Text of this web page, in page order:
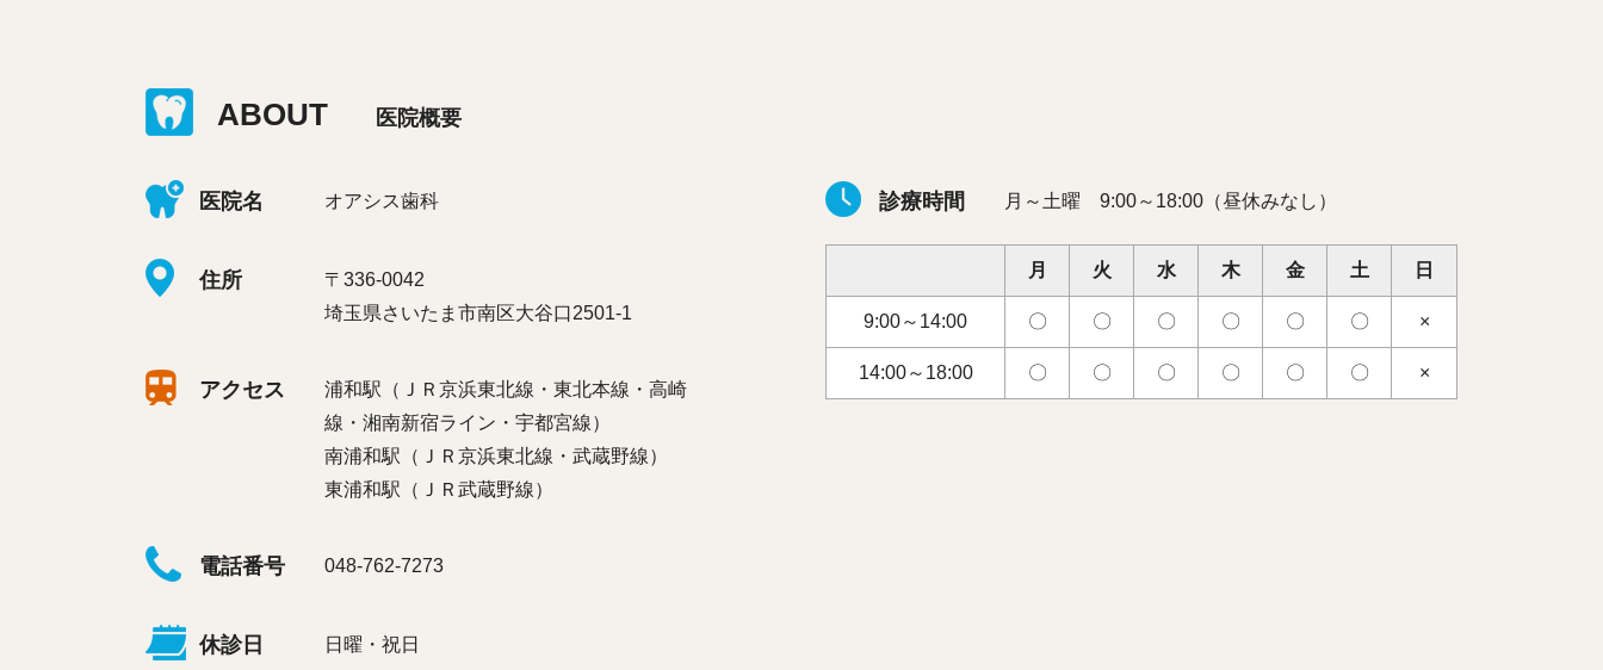
ABOUT 医院概要
医院名 オアシス歯科
住所
〒336-0042
埼玉県さいたま市南区大谷口2501-1
アクセス
浦和駅（ＪＲ京浜東北線・東北本線・高崎
線・湘南新宿ライン・宇都宮線）
南浦和駅（ＪＲ京浜東北線・武蔵野線）
東浦和駅（ＪＲ武蔵野線）
電話番号 048-762-7273
休診日 日曜・祝日
診療時間 月～土曜 9:00～18:00（昼休みなし）
月 火 水 木 金 土 日
9:00～14:00 〇 〇 〇 〇 〇 〇 ×
14:00～18:00 〇 〇 〇 〇 〇 〇 ×